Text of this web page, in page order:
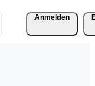
Anmelden